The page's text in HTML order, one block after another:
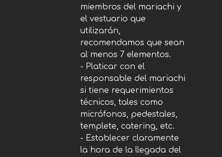
miembros del mariachi y
el vestuario que
utilizarán,
recomendamos que sean
al menos 7 elementos.
- Platicar con el
responsable del mariachi
si tiene requerimientos
técnicos, tales como
micrófonos, pedestales,
templete, catering, etc.
- Establecer claramente
la hora de la llegada del